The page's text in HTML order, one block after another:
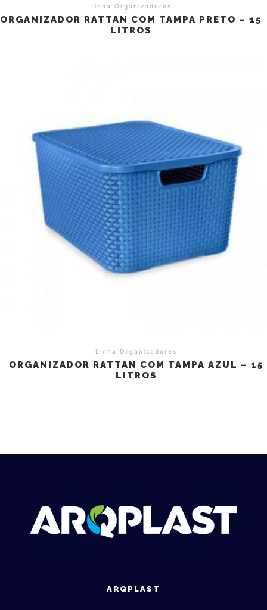
Linha Organizadores
ORGANIZADOR RATTAN COM TAMPA PRETO – 15
LITROS
Linha Organizadores
ORGANIZADOR RATTAN COM TAMPA AZUL – 15
LITROS
ARQPLAST